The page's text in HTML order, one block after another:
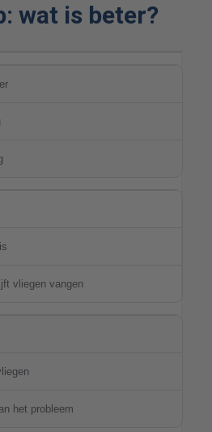
wat is beter?
vliegen vangen
het probleem